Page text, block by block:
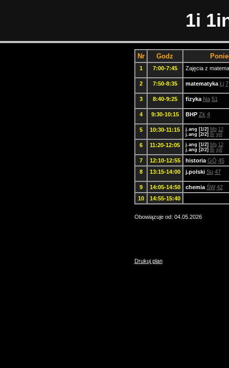
1i
Nr Godz
1 7:00-7:45 Zajęcia z
2 7:50-8:35 matematyka Łj 7
3 8:40-9:25 fizyka Na 51
4 9:30-10:15 BHP Zk 4
5 10:30-11:15 j.ang [1/2] Mb 12
j.ang [2/2] Br sj6
6 11:20-12:05 j.ang [1/2] Mb 12
j.ang [2/2] Br sj6
7 12:10-12:55 historia GÓ 45
8
13:15-14:00 j.polski Su 47
9 14:05-14:50 chemia ŚW 42
10
14:55-15:40
Obowiązuje od: 04.05.2026
Drukuj plan